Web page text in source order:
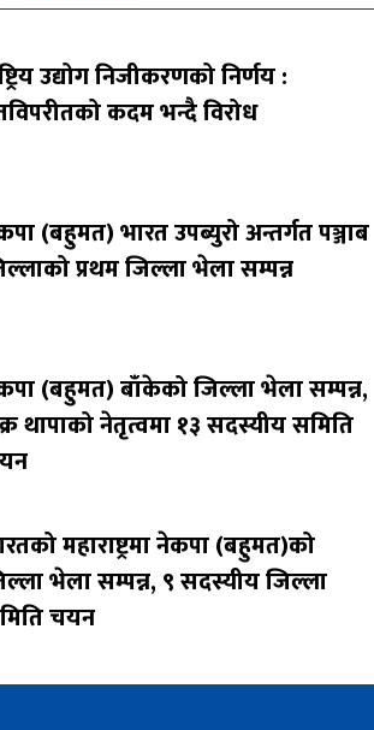
उद्योग निजीकरणको निर्णय :
कदम भन्दै विरोध
(बहुमत) भारत उपब्युरो अन्तर्गत पञ्जाब
प्रथम जिल्ला भेला सम्पन्न
(बहुमत) बाँकेको जिल्ला भेला सम्पन्न,
थापाको नेतृत्वमा १३ सदस्यीय समिति
महाराष्ट्रमा नेकपा (बहुमत)को
भेला सम्पन्न, ९ सदस्यीय जिल्ला
चयन